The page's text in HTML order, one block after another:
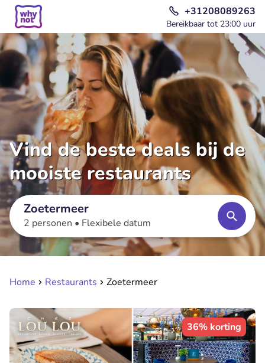
+31208089263
Bereikbaar tot 23:00 uur
Vind de beste deals bij de
mooiste restaurants
Zoetermeer
2 personen • Flexibele datum
Home Restaurants Zoetermeer
36% korting